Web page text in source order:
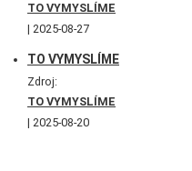
TO VYMYSLÍME
2025-08-27
TO VYMYSLÍME
Zdroj:
TO VYMYSLÍME
2025-08-20